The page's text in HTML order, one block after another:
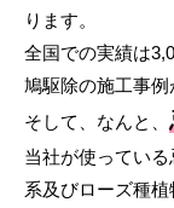
ります。
全国での実績は
鳩駆除の施工事例
そして、なんと、
当社が使ってい
系及びローズ種植